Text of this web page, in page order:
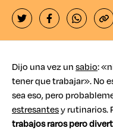
Dijo una vez unsabio:
tener que trabajar». No
sea eso, pero
estresantesy rutinarios.
trabajos raros pero